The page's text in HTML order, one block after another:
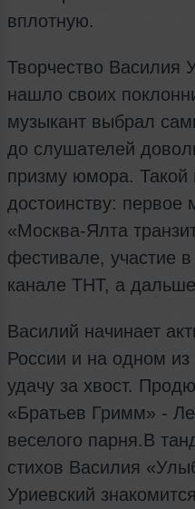
вплотную.
Творчество Василия
нашло своих
музыкант выбрал
до слушателей
призму юмора. Такой
достоинству:
«Москва-Ялта
фестивале, участие
канале ТНТ, а
Василий начинает
России и на одном из
удачу за хвост.
«Братьев Гримм» -
веселого парня.В
стихов Василия
Уриевский